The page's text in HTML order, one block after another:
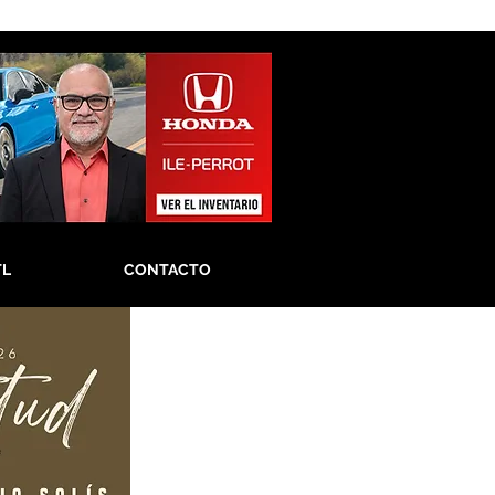
CONTACTO